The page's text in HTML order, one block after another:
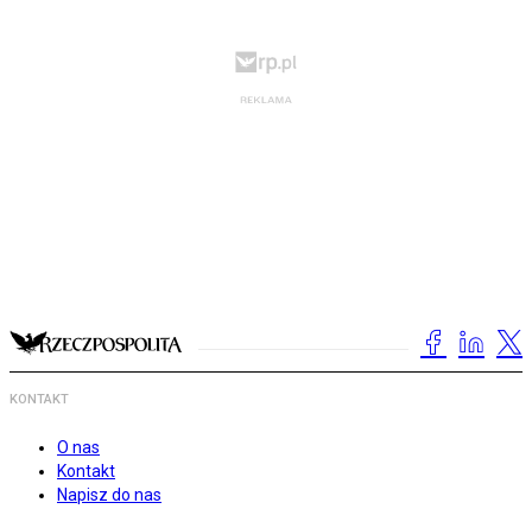
KONTAKT
O nas
Kontakt
Napisz do nas